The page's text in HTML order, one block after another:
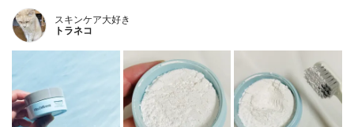
スキンケア大好き
トラネコ